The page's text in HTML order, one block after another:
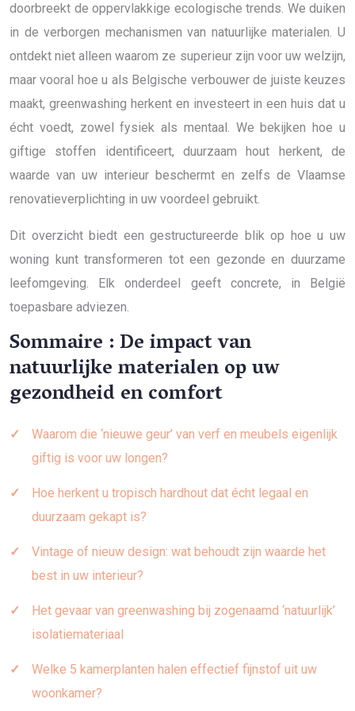
doorbreekt de oppervlakkige ecologische trends. We duiken
in de verborgen mechanismen van natuurlijke materialen. U
ontdekt niet alleen waarom ze superieur zijn voor uw welzijn,
maar vooral hoe u als Belgische verbouwer de juiste keuzes
maakt, greenwashing herkent en investeert in een huis dat u
écht voedt, zowel fysiek als mentaal. We bekijken hoe u
giftige stoffen identificeert, duurzaam hout herkent, de
waarde van uw interieur beschermt en zelfs de Vlaamse
renovatieverplichting in uw voordeel gebruikt.
Dit overzicht biedt een gestructureerde blik op hoe u uw
woning kunt transformeren tot een gezonde en duurzame
leefomgeving. Elk onderdeel geeft concrete, in België
toepasbare adviezen.
Sommaire : De impact van
natuurlijke materialen op uw
gezondheid en comfort
Waarom die ‘nieuwe geur’ van verf en meubels eigenlijk
giftig is voor uw longen?
Hoe herkent u tropisch hardhout dat écht legaal en
duurzaam gekapt is?
Vintage of nieuw design: wat behoudt zijn waarde het
best in uw interieur?
Het gevaar van greenwashing bij zogenaamd ‘natuurlijk’
isolatiemateriaal
Welke 5 kamerplanten halen effectief fijnstof uit uw
woonkamer?